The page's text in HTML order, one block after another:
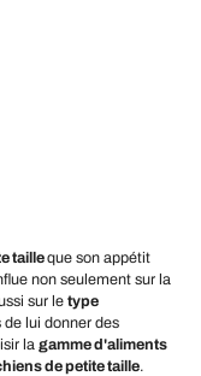
tailleque son appétit
non seulement sur la
sur le type
de lui donner des
la gamme d'aliments
de petite taille.